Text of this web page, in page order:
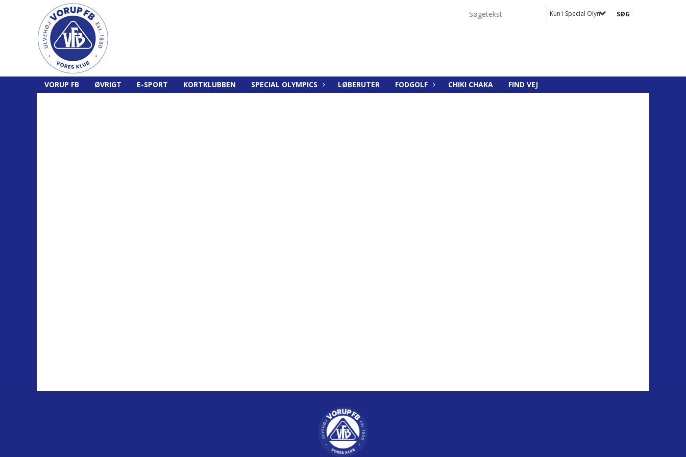
Kun i Special Olympics
VORUP FB ØVRIGT E-SPORT KORTKLUBBEN SPECIAL OLYMPICS LØBERUTER FODGOLF CHIKI CHAKA FIND VEJ